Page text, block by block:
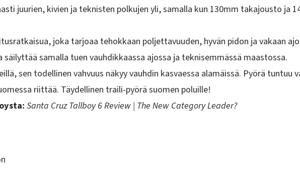
juurien, kivien ja teknisten polkujen yli, samalla kun 130mm takajousto ja
, joka tarjoaa tehokkaan poljettavuuden, hyvän pidon ja vakaan
samalla tuen vauhdikkaassa ajossa ja teknisemmässä maastossa.
sen todellinen vahvuus näkyy vauhdin kasvaessa alamäissä. Pyörä
riittää. Täydellinen traili-pyörä suomen poluille!
Santa Cruz Tallboy 6 Review | The New Category Leader?